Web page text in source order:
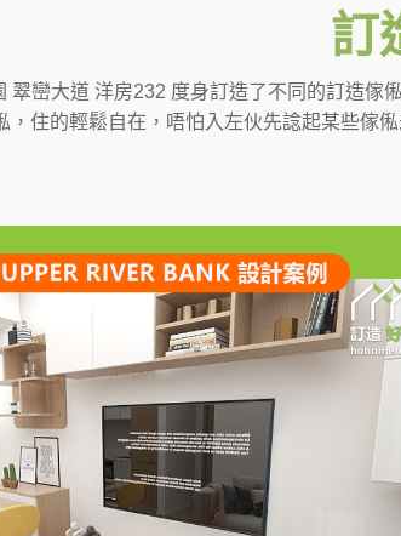
訂
翠巒大道 洋房232 度身訂造了不同的訂造
，住的輕鬆自在，唔怕入左伙先諗起某些傢